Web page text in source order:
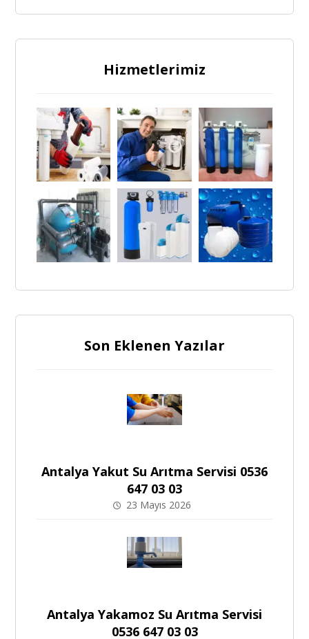
Hizmetlerimiz
Son Eklenen Yazılar
Antalya Yakut Su Arıtma Servisi 0536
647 03 03
23 Mayıs 2026
Antalya Yakamoz Su Arıtma Servisi
0536 647 03 03